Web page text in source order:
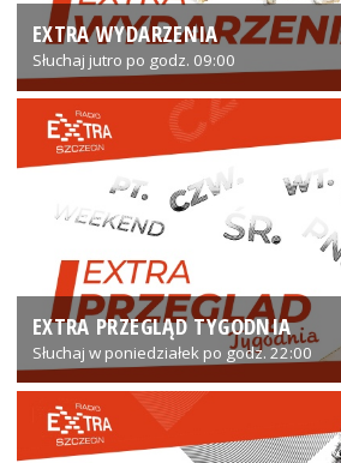
EXTRA WYDARZENIA
Słuchaj jutro po godz. 09:00
EXTRA PRZEGLĄD TYGODNIA
Słuchaj w poniedziałek po godz. 22:00